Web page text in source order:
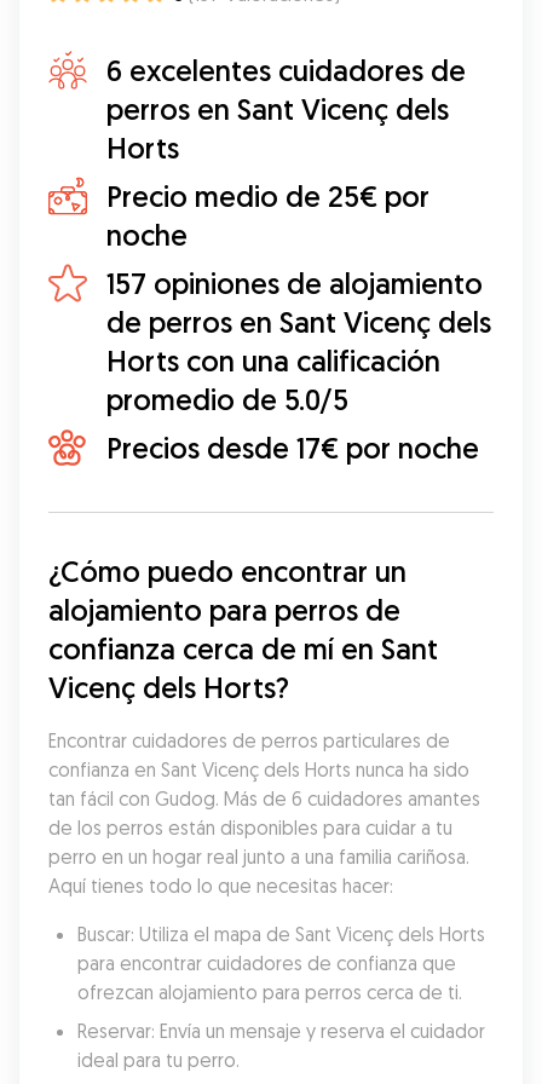
6 excelentes cuidadores de
perros en Sant Vicenç dels
Horts
Precio medio de 25€ por
noche
157 opiniones de alojamiento
de perros en Sant Vicenç dels
Horts con una calificación
promedio de 5.0/5
Precios desde 17€ por noche
¿Cómo puedo encontrar un
alojamiento para perros de
confianza cerca de mí en Sant
Vicenç dels Horts?
Encontrar cuidadores de perros particulares de
confianza en Sant Vicenç dels Horts nunca ha sido
tan fácil con Gudog. Más de 6 cuidadores amantes
de los perros están disponibles para cuidar a tu
perro en un hogar real junto a una familia cariñosa.
Aquí tienes todo lo que necesitas hacer:
Buscar: Utiliza el mapa de Sant Vicenç dels Horts
para encontrar cuidadores de confianza que
ofrezcan alojamiento para perros cerca de ti.
Reservar: Envía un mensaje y reserva el cuidador
ideal para tu perro.